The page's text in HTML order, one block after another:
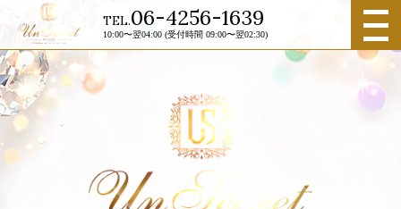
TEL.06-4256-1639
10:00〜翌04:00 (受付時間 09:00〜翌02:30)
メニュ
ー